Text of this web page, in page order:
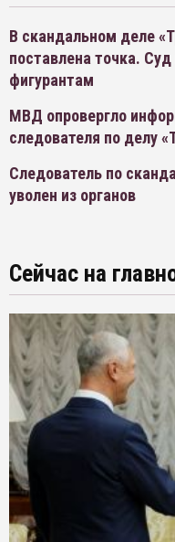
В скандальном деле
поставлена точка.
фигурантам
МВД опровергло
следователя по делу
Следователь по
уволен из органов
Сейчас на